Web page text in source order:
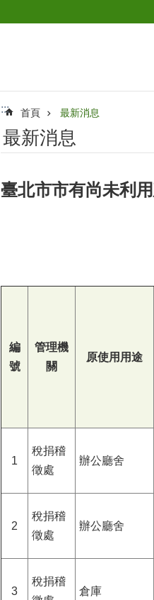
::: 首頁 最新消息
最新消息
臺北市市有尚未利
編
號
管理機
關
原使用用途
1
稅捐稽
徵處
辦公廳舍
2
稅捐稽
徵處
辦公廳舍
3
稅捐稽
倉庫